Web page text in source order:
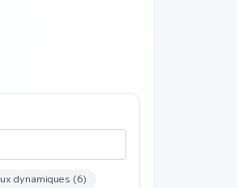
dynamiques (6)